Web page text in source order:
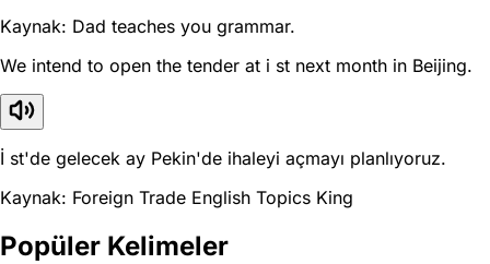
Kaynak: Dad teaches you grammar.
We intend to open the tender at i st next month in Beijing.
İ st'de gelecek ay Pekin'de ihaleyi açmayı planlıyoruz.
Kaynak: Foreign Trade English Topics King
Popüler Kelimeler